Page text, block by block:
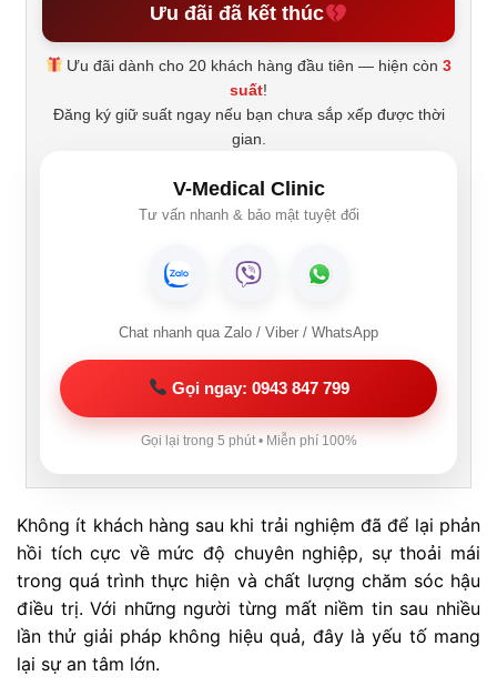
Ưu đãi đã kết thúc
Ưu đãi dành cho 20 khách hàng đầu tiên — hiện còn3
suất!
Đăng ký giữ suất ngay nếu bạn chưa sắp xếp được thời
gian.
V-Medical Clinic
Tư vấn nhanh & bảo mật tuyệt đối
Chat nhanh qua Zalo / Viber / WhatsApp
Gọi ngay: 0943 847 799
Gọi lại trong 5 phút • Miễn phí 100%
Không ít khách hàng sau khi trải nghiệm đã để lại phản
hồi tích cực về mức độ chuyên nghiệp, sự thoải mái
trong quá trình thực hiện và chất lượng chăm sóc hậu
điều trị. Với những người từng mất niềm tin sau nhiều
lần thử giải pháp không hiệu quả, đây là yếu tố mang
lại sự an tâm lớn.